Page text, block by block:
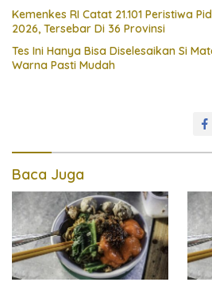
Kemenkes RI Catat 21.101 Peristiwa
2026, Tersebar Di 36 Provinsi
Tes Ini Hanya Bisa Diselesaikan Si
Warna Pasti Mudah
Baca Juga